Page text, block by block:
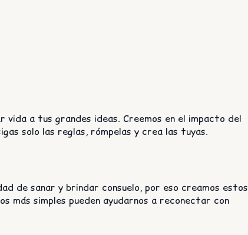
a tus grandes ideas. Creemos en el impacto del
solo las reglas, rómpelas y crea las tuyas.
de sanar y brindar consuelo, por eso creamos estos
más simples pueden ayudarnos a reconectar con